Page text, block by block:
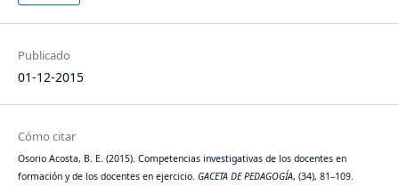
Publicado
01-12-2015
Cómo citar
Osorio Acosta, B. E. (2015). Competencias investigativas de los docentes en
formación y de los docentes en ejercicio. GACETA DE PEDAGOGÍA, (34), 81–109.